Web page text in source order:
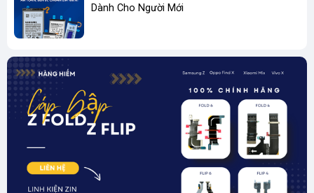
Tương thích
Ứng dụng
Sản phẩm được sử dụng phổ biến trong các trường hợp:
Thay màn hình Samsung Galaxy Z Fold 5
Thay cáp màn hình Samsung Z Fold 5
Thay kính lưng Samsung Z Fold 5
Dành Cho Người Mới